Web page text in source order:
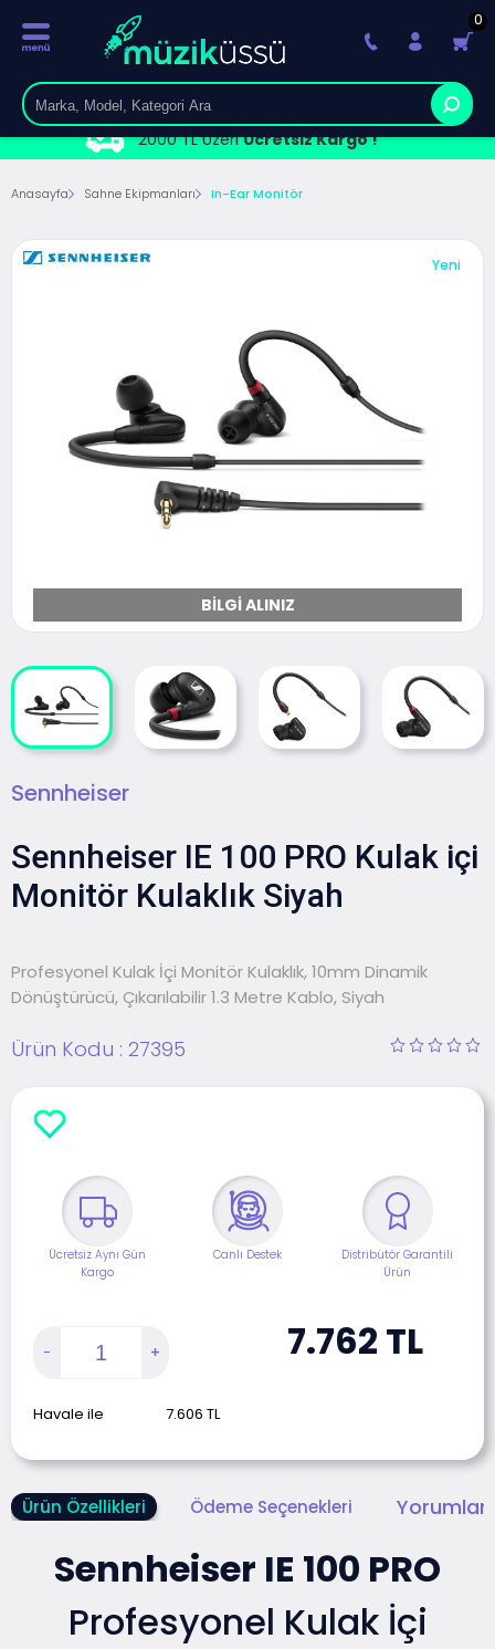
2000 TL ÜzeriÜcretsiz Kargo !
0
Anasayfa Sahne Ekipmanları In-Ear Monitör
Yeni
BILGI ALINIZ
Sennheiser
Sennheiser IE 100 PRO Kulak içi
Monitör Kulaklık Siyah
Profesyonel Kulak İçi Monitör Kulaklık, 10mm Dinamik
Dönüştürücü, Çıkarılabilir 1.3 Metre Kablo, Siyah
Ürün Kodu : 27395
Ücretsiz Aynı Gün
Kargo
Canlı Destek
Distribütör Garantili
Ürün
7.762 TL
Havale ile 7.606 TL
Ürün Özellikleri Ödeme Seçenekleri
Sennheiser IE 100 PRO
Profesyonel Kulak İçi